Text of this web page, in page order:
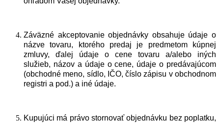
Záväzné akceptovanie objednávky obsahuje údaje o
názve tovaru, ktorého predaj je predmetom kúpnej
zmluvy, ďalej údaje o cene tovaru a/alebo iných
služieb, názov a údaje o cene, údaje o predávajúcom
(obchodné meno, sídlo, IČO, číslo zápisu v obchodnom
registri a pod.) a iné údaje.
Kupujúci má právo stornovať objednávku bez poplatku,